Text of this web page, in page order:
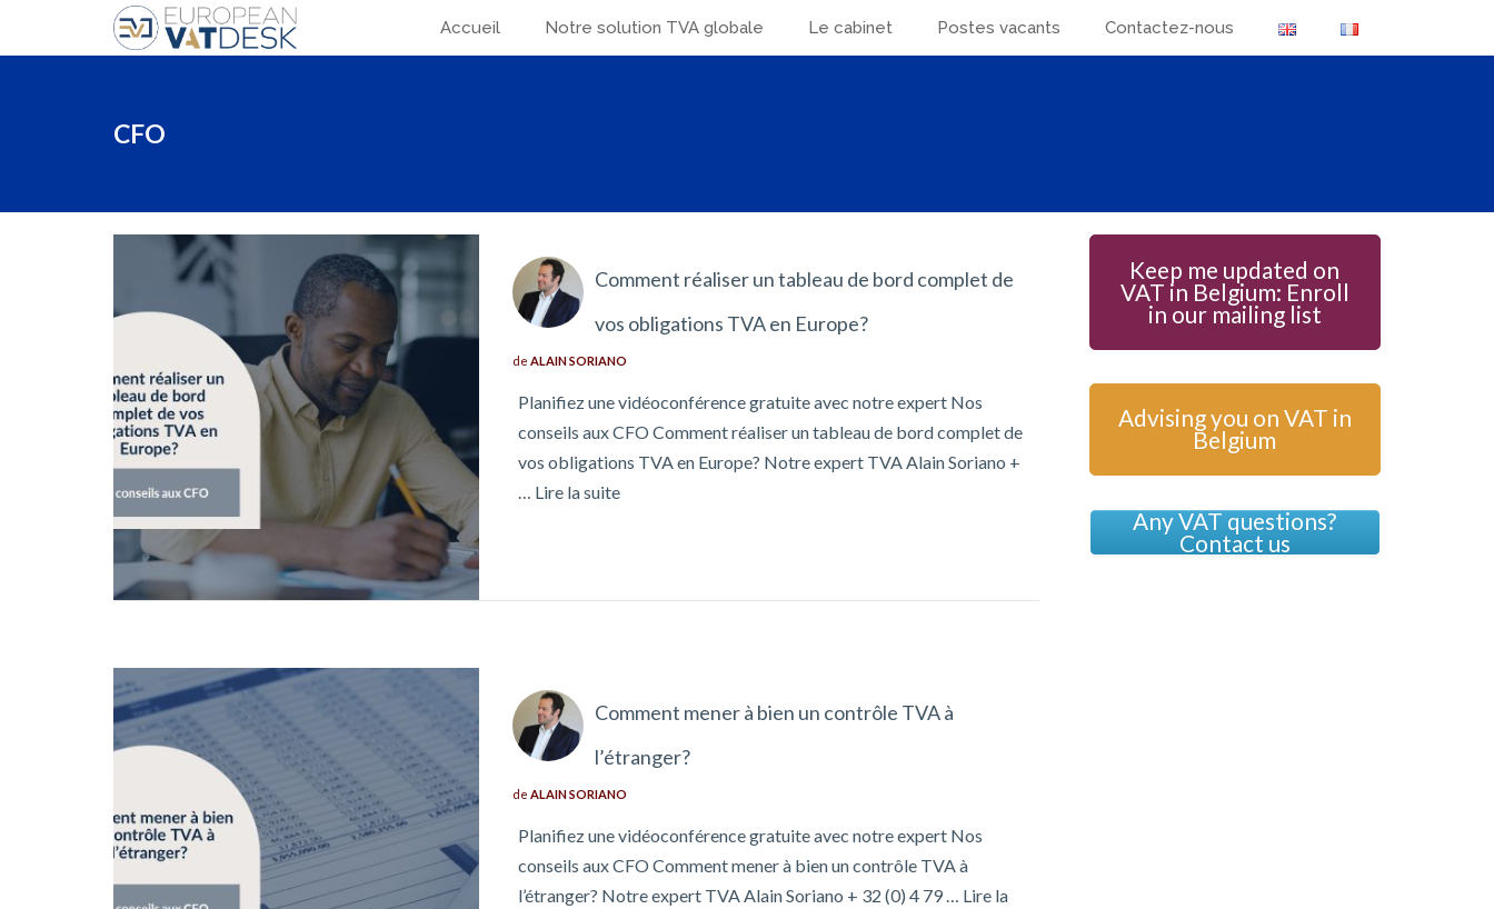
Accueil Notre solution TVA globale Le cabinet Postes vacants Contactez-nous
CFO
Comment réaliser un tableau de bord complet de
vos obligations TVA en Europe?
deALAIN SORIANO
Planifiez une vidéoconférence gratuite avec notre expert Nos
conseils aux CFO Comment réaliser un tableau de bord complet de
vos obligations TVA en Europe? Notre expert TVA Alain Soriano +
… Lire la suite
Comment mener à bien un contrôle TVA à
l’étranger?
deALAIN SORIANO
Planifiez une vidéoconférence gratuite avec notre expert Nos
conseils aux CFO Comment mener à bien un contrôle TVA à
l’étranger? Notre expert TVA Alain Soriano + 32 (0) 4 79 … Lire la
Keep me updated on
VAT in Belgium: Enroll
in our mailing list
Advising you on VAT in
Belgium
Any VAT questions?
Contact us